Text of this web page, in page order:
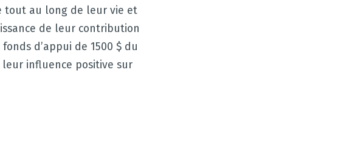
tout au long de leur vie et
de leur contribution
d’appui de 1500 $ du
influence positive sur